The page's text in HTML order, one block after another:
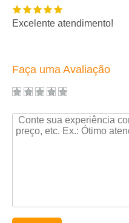
Excelente atendimento!
Faça uma Avaliação